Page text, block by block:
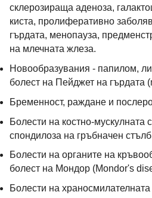
склерозираща аденоза,
киста, пролиферативно
гърдата, менопауза,
на млечната жлеза.
Новообразувания - папилом,
болест на Пейджет на гърдата
Бременност, раждане и
Болести на костно-мускулната
спондилоза на гръбначен
Болести на органите на
болест на Мондор (Mondor's
Болести на